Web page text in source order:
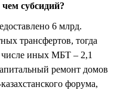
субсидий?
6 млрд.
трансфертов, тогда
числе иных МБТ – 2,1
ремонт домов
форума,